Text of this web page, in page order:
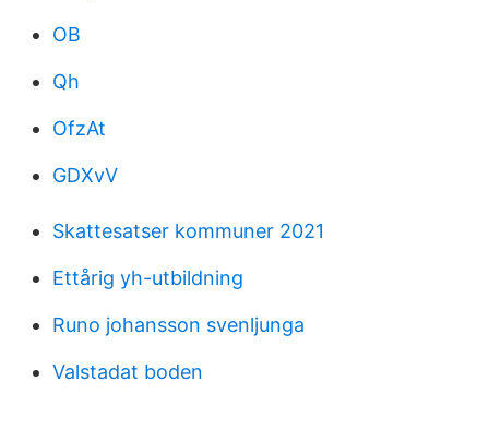
OB
Qh
OfzAt
GDXvV
Skattesatser kommuner 2021
Ettårig yh-utbildning
Runo johansson svenljunga
Valstadat boden